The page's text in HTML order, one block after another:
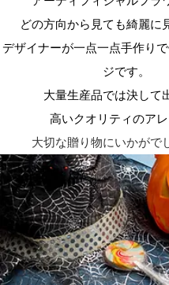
どの方向から見ても綺麗に
デザイナーが一点一点手作り
ジです。
大量生産品では決して
高いクオリティのア
大切な贈り物にいかがで